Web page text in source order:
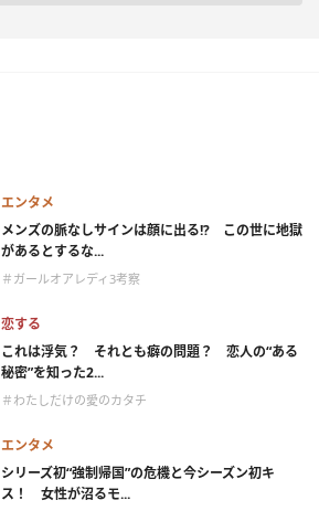
エンタメ
メンズの脈なしサインは顔に出る!? この世に地獄
があるとするな...
＃ガールオアレディ3考察
恋する
これは浮気？ それとも癖の問題？ 恋人の“ある
秘密”を知った2...
＃わたしだけの愛のカタチ
エンタメ
シリーズ初“強制帰国”の危機と今シーズン初キ
ス！ 女性が沼るモ...